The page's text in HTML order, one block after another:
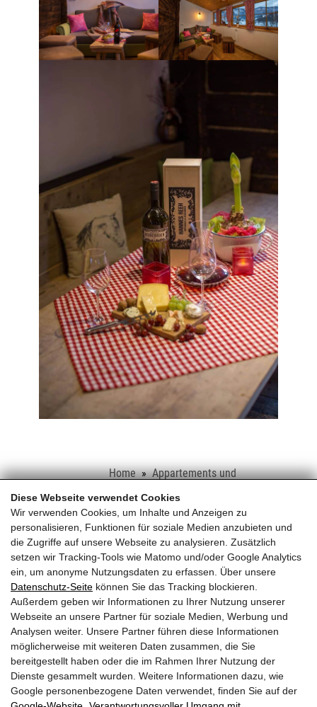
Diese Webseite verwendet Cookies
Wir verwenden Cookies, um Inhalte und Anzeigen zu
personalisieren, Funktionen für soziale Medien anzubieten und
die Zugriffe auf unsere Webseite zu analysieren. Zusätzlich
setzen wir Tracking-Tools wie Matomo und/oder Google Analytics
ein, um anonyme Nutzungsdaten zu erfassen. Über unsere
Datenschutz-Seite können Sie das Tracking blockieren.
Außerdem geben wir Informationen zu Ihrer Nutzung unserer
Webseite an unsere Partner für soziale Medien, Werbung und
Analysen weiter. Unsere Partner führen diese Informationen
möglicherweise mit weiteren Daten zusammen, die Sie
bereitgestellt haben oder die im Rahmen Ihrer Nutzung der
Dienste gesammelt wurden. Weitere Informationen dazu, wie
Google personenbezogene Daten verwendet, finden Sie auf der
Home
Appartements und
Moarhaus
Chalet Moarhaus
Schloss Saalhof
Familie Rieder ● Saalhofstr. 26 ● A-5751 Maishofen
Telefon:+43 660 5703237
BEWERTUNGEN